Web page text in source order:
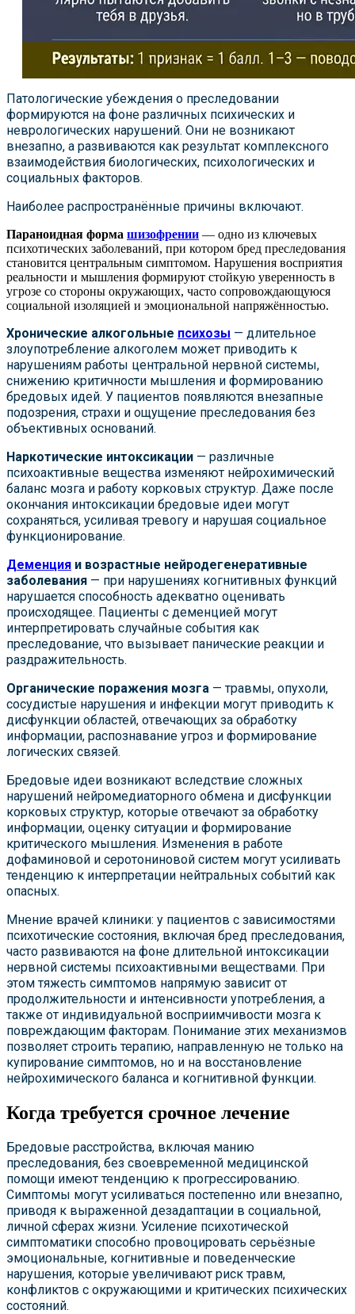
Патологические убеждения о преследовании
формируются на фоне различных психических и
неврологических нарушений. Они не возникают
внезапно, а развиваются как результат комплексного
взаимодействия биологических, психологических и
социальных факторов.
Наиболее распространённые причины включают.
Параноидная форма шизофрении — одно из ключевых
психотических заболеваний, при котором бред преследования
становится центральным симптомом. Нарушения восприятия
реальности и мышления формируют стойкую уверенность в
угрозе со стороны окружающих, часто сопровождающуюся
социальной изоляцией и эмоциональной напряжённостью.
Хронические алкогольные психозы — длительное
злоупотребление алкоголем может приводить к
нарушениям работы центральной нервной системы,
снижению критичности мышления и формированию
бредовых идей. У пациентов появляются внезапные
подозрения, страхи и ощущение преследования без
объективных оснований.
Наркотические интоксикации — различные
психоактивные вещества изменяют нейрохимический
баланс мозга и работу корковых структур. Даже после
окончания интоксикации бредовые идеи могут
сохраняться, усиливая тревогу и нарушая социальное
функционирование.
Деменция и возрастные нейродегенеративные
заболевания — при нарушениях когнитивных функций
нарушается способность адекватно оценивать
происходящее. Пациенты с деменцией могут
интерпретировать случайные события как
преследование, что вызывает панические реакции и
раздражительность.
Органические поражения мозга — травмы, опухоли,
сосудистые нарушения и инфекции могут приводить к
дисфункции областей, отвечающих за обработку
информации, распознавание угроз и формирование
логических связей.
Бредовые идеи возникают вследствие сложных
нарушений нейромедиаторного обмена и дисфункции
корковых структур, которые отвечают за обработку
информации, оценку ситуации и формирование
критического мышления. Изменения в работе
дофаминовой и серотониновой систем могут усиливать
тенденцию к интерпретации нейтральных событий как
опасных.
Мнение врачей клиники: у пациентов с зависимостями
психотические состояния, включая бред преследования,
часто развиваются на фоне длительной интоксикации
нервной системы психоактивными веществами. При
этом тяжесть симптомов напрямую зависит от
продолжительности и интенсивности употребления, а
также от индивидуальной восприимчивости мозга к
повреждающим факторам. Понимание этих механизмов
позволяет строить терапию, направленную не только на
купирование симптомов, но и на восстановление
нейрохимического баланса и когнитивной функции.
Когда требуется срочное лечение
Бредовые расстройства, включая манию
преследования, без своевременной медицинской
помощи имеют тенденцию к прогрессированию.
Симптомы могут усиливаться постепенно или внезапно,
приводя к выраженной дезадаптации в социальной,
личной сферах жизни. Усиление психотической
симптоматики способно провоцировать серьёзные
эмоциональные, когнитивные и поведенческие
нарушения, которые увеличивают риск травм,
конфликтов с окружающими и критических психических
состояний.